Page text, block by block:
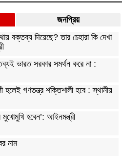
জনপ্রিয়
বক্তব্য দিয়েছে? তার চেহারা কি দেখা
ভারত সরকার সমর্থন করে না :
হলেই গণতন্ত্র শক্তিশালী হবে : স্থানীয়
হবেন’: আইনমন্ত্রী
নাম